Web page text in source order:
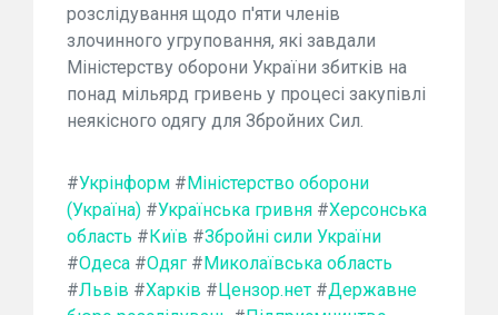
розслідування щодо п'яти членів
злочинного угруповання, які завдали
Міністерству оборони України збитків на
понад мільярд гривень у процесі закупівлі
неякісного одягу для Збройних Сил.
#Укрінформ # Міністерство оборони
(Україна) #Українська гривня #Херсонська
область # Київ #Збройні сили України
#Одеса #Одяг # Миколаївська область
#Львів #Харків # Цензор.нет #Державне